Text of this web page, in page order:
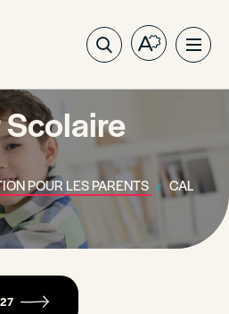
Ouvrez
barre
POUR LES PARENTS